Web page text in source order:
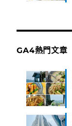
GA4熱門文章